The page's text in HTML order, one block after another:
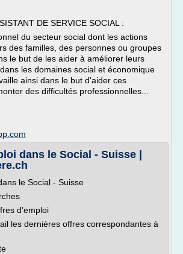
DE SERVICE SOCIAL :
du secteur social dont les actions
des familles, des personnes ou groupes
le but de les aider à améliorer leurs
les domaines social et économique
ainsi dans le but d'aider ces
des difficultés professionnelles...
dans le Social - Suisse |
le Social - Suisse
d'emploi
les dernières offres correspondantes à